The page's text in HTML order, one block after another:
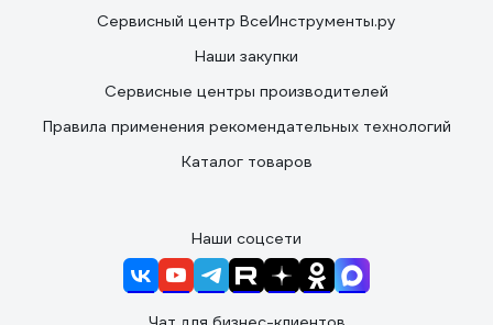
Сервисный центр ВсеИнструменты.ру
Наши закупки
Сервисные центры производителей
Правила применения рекомендательных технологий
Каталог товаров
Наши соцсети